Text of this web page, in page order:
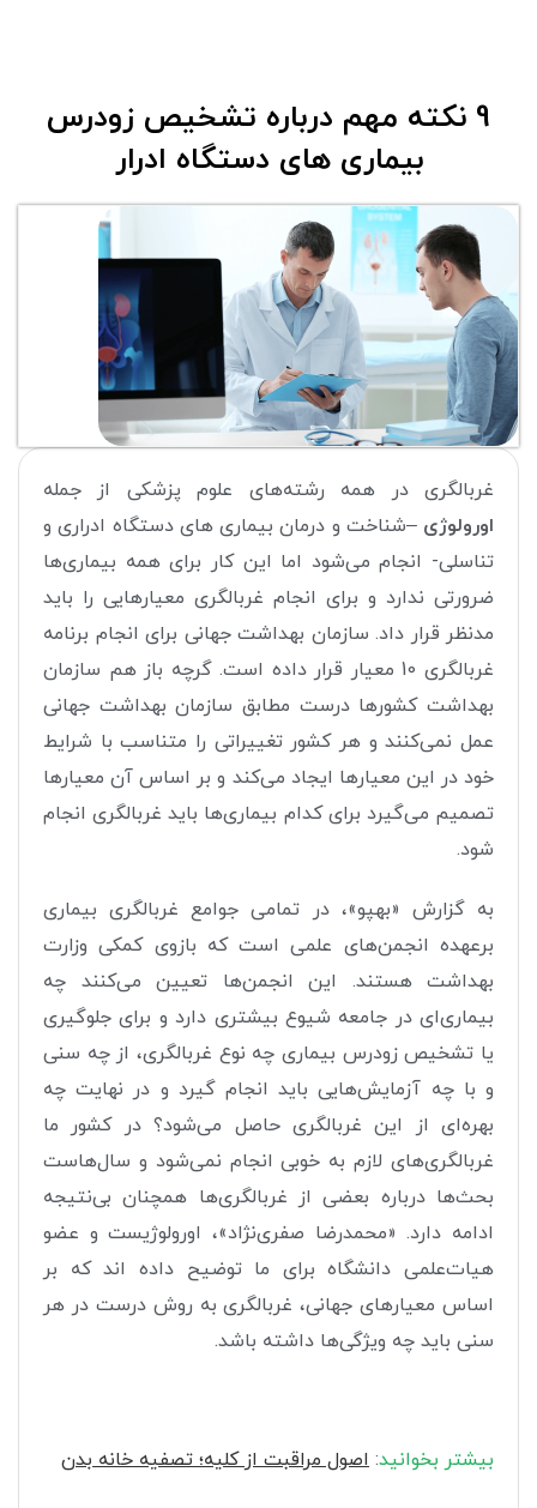
9 نکته مهم درباره تشخیص زودرس
بیماری های دستگاه ادرار
غربالگری در همه رشته‌های علوم پزشکی از جمله
اورولوژی –شناخت و درمان بیماری های دستگاه ادراری و
تناسلی- انجام می‌شود اما این کار برای همه بیماری‌ها
ضرورتی ندارد و برای انجام غربالگری معیارهایی را باید
مدنظر قرار داد. سازمان بهداشت جهانی برای انجام برنامه
غربالگری 10 معیار قرار داده است. گرچه باز هم سازمان
بهداشت کشورها درست مطابق سازمان بهداشت جهانی
عمل نمی‌کنند و هر کشور تغییراتی را متناسب با شرایط
خود در این معیارها ایجاد می‌کند و بر اساس آن معیارها
تصمیم می‌گیرد برای کدام بیماری‌ها باید غربالگری انجام
شود.
به گزارش «بهپو»،در تمامی جوامع غربالگری بیماری
برعهده انجمن‌های علمی است که بازوی کمکی وزارت
بهداشت هستند. این انجمن‌ها تعیین می‌کنند چه
بیماری‌ای در جامعه شیوع بیشتری دارد و برای جلوگیری
یا تشخیص زودرس بیماری چه نوع غربالگری، از چه سنی
و با چه آزمایش‌هایی باید انجام گیرد و در نهایت چه
بهره‌ای از این غربالگری حاصل می‌شود؟ در کشور ما
غربالگری‌های لازم به خوبی انجام نمی‌شود و سال‌هاست
بحث‌ها درباره بعضی از غربالگری‌ها همچنان بی‌نتیجه
ادامه دارد. «محمدرضا صفری‌نژاد»، اورولوژیست و عضو
هیات‌علمی دانشگاهبرای ما توضیح داده اند که بر
اساس معیارهای جهانی، غربالگری به روش درست در هر
سنی باید چه ویژگی‌ها داشته باشد.
بیشتر بخوانید: اصول مراقبت از کلیه؛ تصفیه خانه بدن